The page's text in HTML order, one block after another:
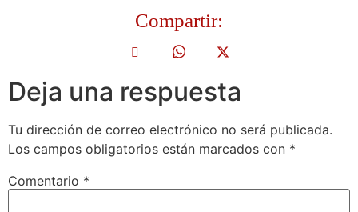
Compartir:
Deja una respuesta
Tu dirección de correo electrónico no será publicada.
Los campos obligatorios están marcados con *
Comentario *